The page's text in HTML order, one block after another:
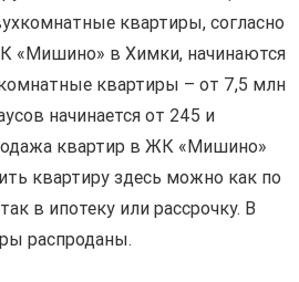
квартиры, согласно
«Мишино» в Химки, начинаются
квартиры – от 7,5 млн
начинается от 245 и
квартир в ЖК «Мишино»
квартиру здесь можно как по
в ипотеку или рассрочку. В
распроданы.